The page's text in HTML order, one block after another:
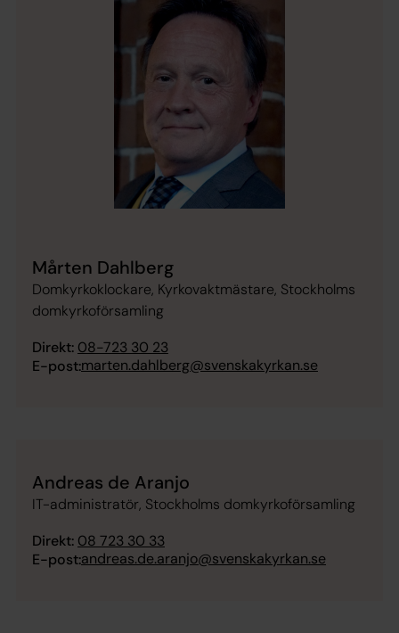
Mårten Dahlberg
Domkyrkoklockare, Kyrkovaktmästare, Stockholms
domkyrkoförsamling
Direkt: 08-723 30 23
E-post:marten.dahlberg@svenskakyrkan.se
Andreas de Aranjo
IT-administratör, Stockholms domkyrkoförsamling
Direkt: 08 723 30 33
E-post:andreas.de.aranjo@svenskakyrkan.se